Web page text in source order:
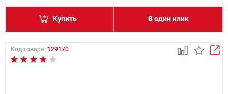
Купить В один клик
Код товара: 129170